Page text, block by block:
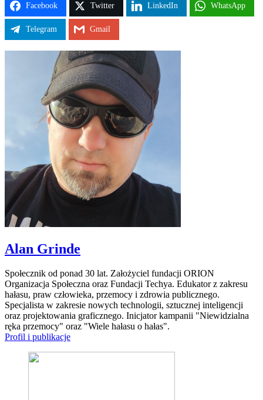
Facebook Twitter LinkedIn WhatsApp
Telegram Gmail
Alan Grinde
Społecznik od ponad 30 lat. Założyciel fundacji ORION
Organizacja Społeczna oraz Fundacji Techya. Edukator z zakresu
hałasu, praw człowieka, przemocy i zdrowia publicznego.
Specjalista w zakresie nowych technologii, sztucznej inteligencji
oraz projektowania graficznego. Inicjator kampanii "Niewidzialna
ręka przemocy" oraz "Wiele hałasu o hałas".
Profil i publikacje